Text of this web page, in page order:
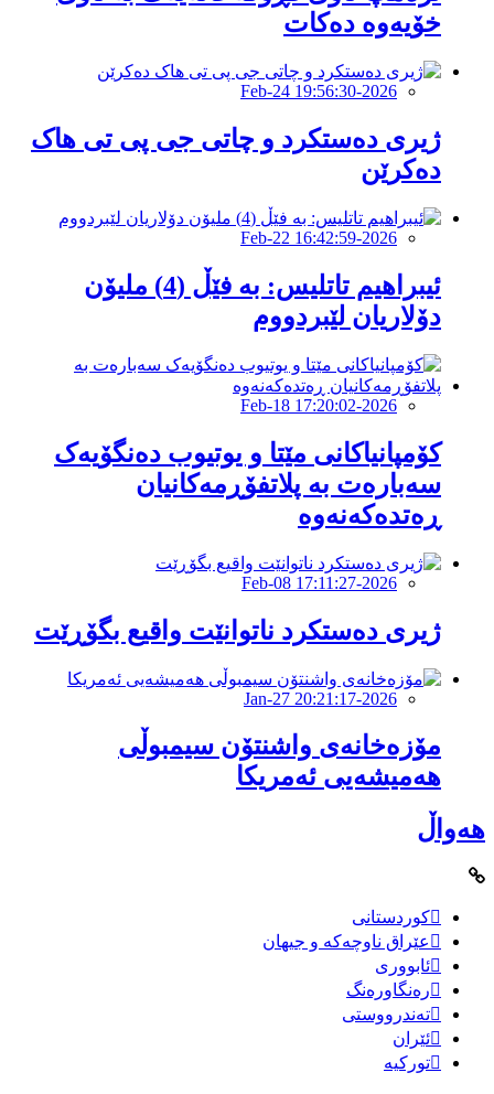
خۆیەوە دەکات
2026-Feb-24 19:56:30
ژیری دەستکرد و چاتی جی پی تی هاک
دەکرێن
2026-Feb-22 16:42:59
ئیبراهیم تاتلیس: بە فێڵ (4) ملیۆن
دۆلاریان لێبردووم
2026-Feb-18 17:20:02
كۆمپانیاكانی مێتا و یوتیوب دەنگۆیەک
سەبارەت بە پلاتفۆڕمەکانیان
ڕەتدەکەنەوە
2026-Feb-08 17:11:27
ژیری دەستکرد ناتوانێت واقیع بگۆڕێت
2026-Jan-27 20:21:17
مۆزەخانەی واشنتۆن سیمبوڵی
هەمیشەیی ئەمریکا
هەواڵ
کوردستانی
عێراق ناوچەکە و جیهان
ئابووری
رەنگاورەنگ
تەندرووستی
ئێران
تورکیە